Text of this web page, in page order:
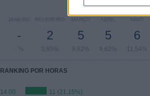
JANEIRO
-
- %
FEVEREIRO
2
3,85%
MARÇO
5
9,62%
ABRIL
5
9,62%
MAIO
6
11,54%
RANKING POR HORAS
14:00
11 (21,15%)